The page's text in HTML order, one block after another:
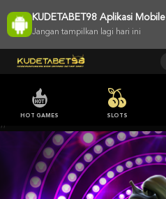
;;
KUDETABET98 Aplikasi Mobile
Jangan tampilkan lagi hari ini
HOT GAMES SLOTS